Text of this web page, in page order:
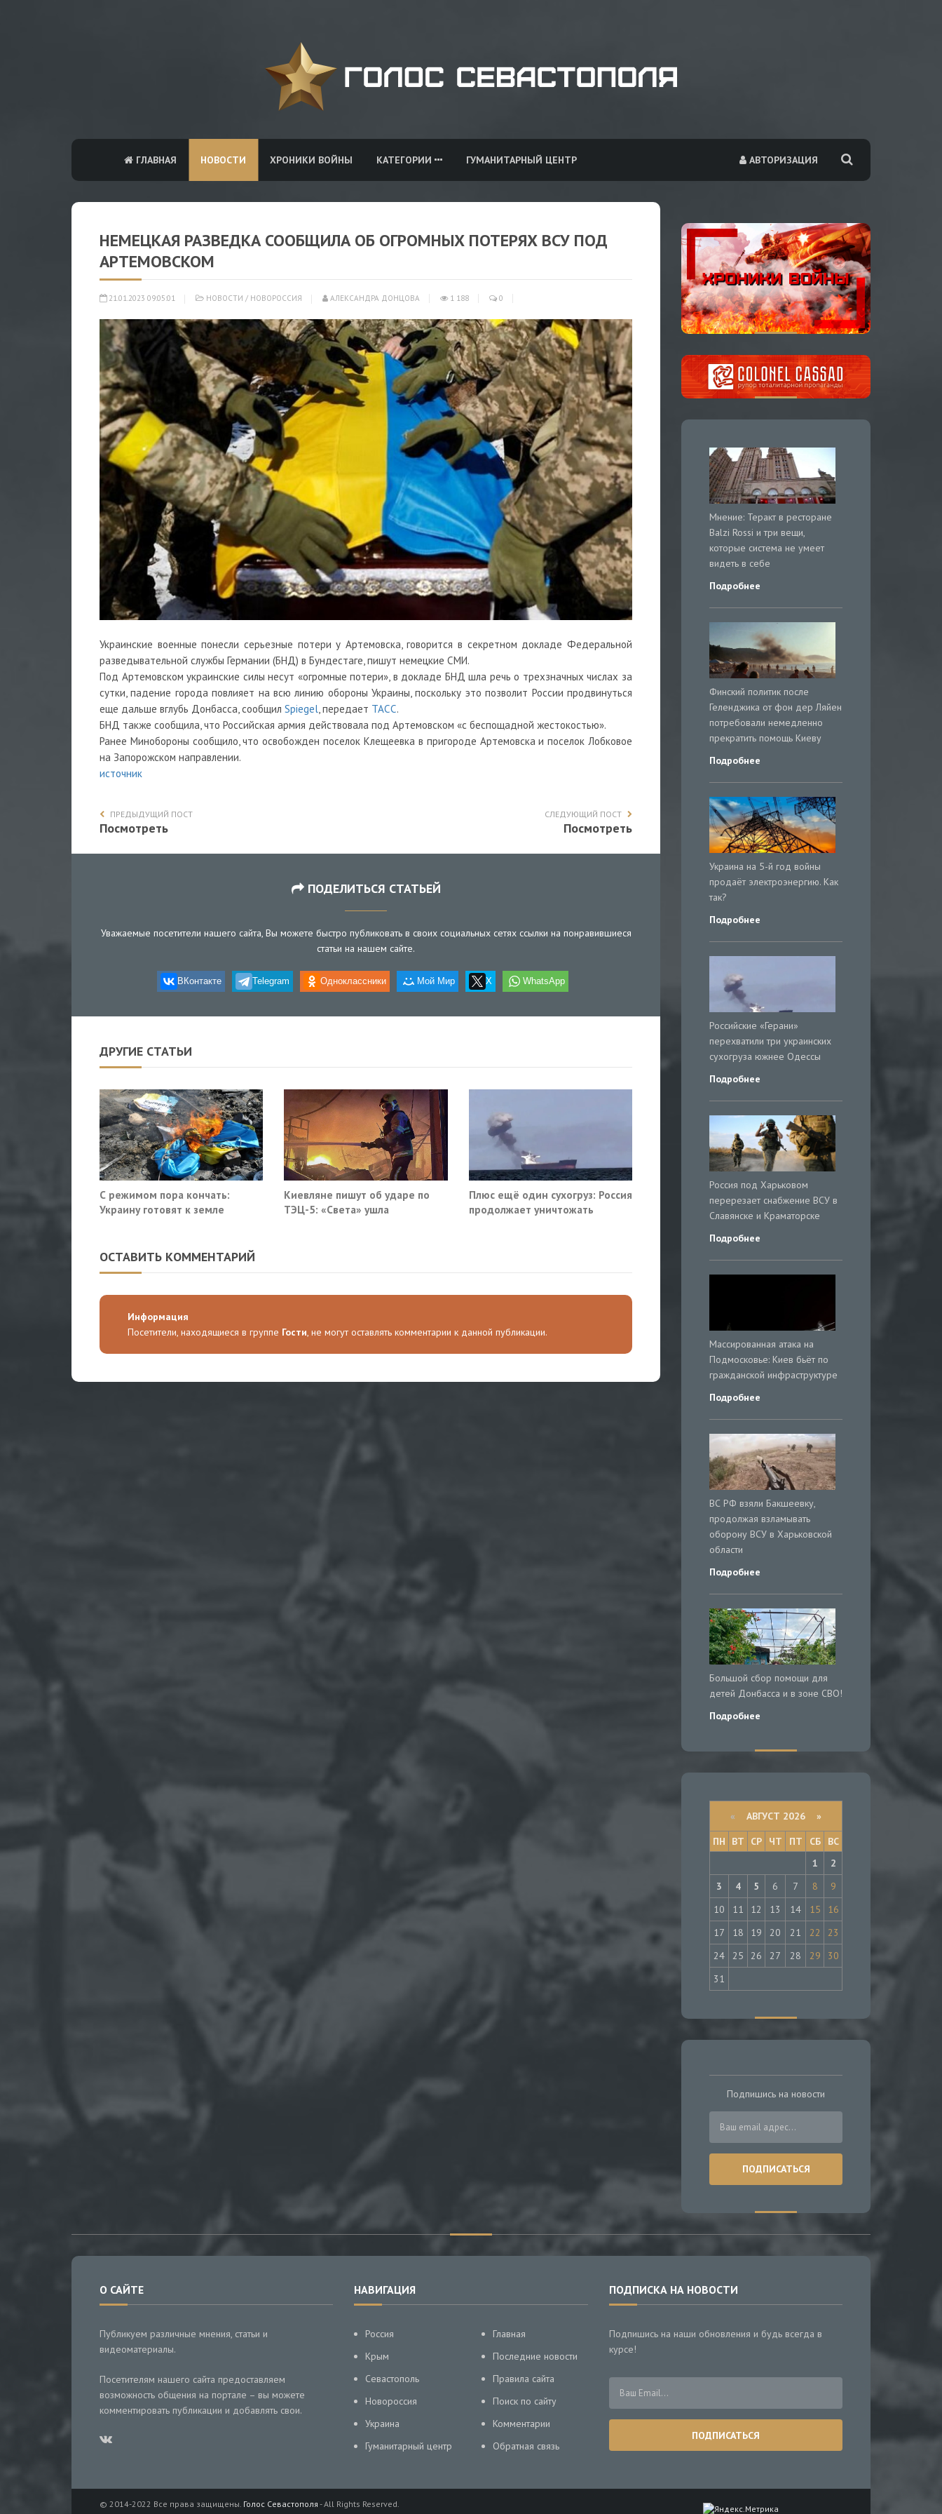
АВТОРИЗАЦИЯ
ГЛАВНАЯ НОВОСТИ ХРОНИКИ ВОЙНЫ КАТЕГОРИИ ГУМАНИТАРНЫЙ ЦЕНТР
НЕМЕЦКАЯ РАЗВЕДКА СООБЩИЛА ОБ ОГРОМНЫХ ПОТЕРЯХ ВСУ ПОД
АРТЕМОВСКОМ
21.01.2023 09:05:01 НОВОСТИ / НОВОРОССИЯ АЛЕКСАНДРА ДОНЦОВА 1 188 0
Украинские военные понесли серьезные потери у Артемовска, говорится в секретном докладе Федеральной
разведывательной службы Германии (БНД) в Бундестаге, пишут немецкие СМИ.
Под Артемовском украинские силы несут «огромные потери», в докладе БНД шла речь о трехзначных числах за
сутки, падение города повлияет на всю линию обороны Украины, поскольку это позволит России продвинуться
еще дальше вглубь Донбасса, сообщил Spiegel , передает ТАСС.
БНД также сообщила, что Российская армия действовала под Артемовском «с беспощадной жестокостью».
Ранее Минобороны сообщило, что освобожден поселок Клещеевка в пригороде Артемовска и поселок Лобковое
на Запорожском направлении.
источник
ПРЕДЫДУЩИЙ ПОСТ
Посмотреть
СЛЕДУЮЩИЙ ПОСТ
Посмотреть
ПОДЕЛИТЬСЯ СТАТЬЕЙ
Уважаемые посетители нашего сайта, Вы можете быстро публиковать в своих социальных сетях ссылки на понравившиеся
статьи на нашем сайте.
ВКонтакте Telegram Одноклассники Мой Мир X WhatsApp
ДРУГИЕ СТАТЬИ
С режимом пора кончать:
Украину готовят к земле
Киевляне пишут об ударе по
ТЭЦ-5: «Света» ушла
Плюс ещё один сухогруз: Россия
продолжает уничтожать
ОСТАВИТЬ КОММЕНТАРИЙ
Информация
Посетители, находящиеся в группе Гости, не могут оставлять комментарии к данной публикации.
Мнение: Теракт в ресторане
Balzi Rossi и три вещи,
которые система не умеет
видеть в себе
Подробнее
Финский политик после
Геленджика от фон дер Ляйен
потребовали немедленно
прекратить помощь Киеву
Подробнее
Украина на 5-й год войны
продаёт электроэнергию. Как
так?
Подробнее
Российские «Герани»
перехватили три украинских
сухогруза южнее Одессы
Подробнее
Россия под Харьковом
перерезает снабжение ВСУ в
Славянске и Краматорске
Подробнее
Массированная атака на
Подмосковье: Киев бьёт по
гражданской инфраструктуре
Подробнее
ВС РФ взяли Бакшеевку,
продолжая взламывать
оборону ВСУ в Харьковской
области
Подробнее
Большой сбор помощи для
детей Донбасса и в зоне СВО!
Подробнее
« АВГУСТ 2026 »
ПН
ВТ СР ЧТ ПТ СБ
ВС
1
2
3
4 5 6 7 8
9
10
11 12 13 14 15
16
17
18 19 20 21 22
23
24
25 26 27 28 29
30
31
Подпишись на новости
О САЙТЕ
Публикуем различные мнения, статьи и
видеоматериалы.
Посетителям нашего сайта предоставляем
возможность общения на портале – вы можете
комментировать публикации и добавлять свои.
НАВИГАЦИЯ
Россия
Крым
Севастополь
Новороссия
Украина
Гуманитарный центр
Главная
Последние новости
Правила сайта
Поиск по сайту
Комментарии
Обратная связь
ПОДПИСКА НА НОВОСТИ
Подпишись на наши обновления и будь всегда в
курсе!
© 2014-2022 Все права защищены. Голос Севастополя - All Rights Reserved.